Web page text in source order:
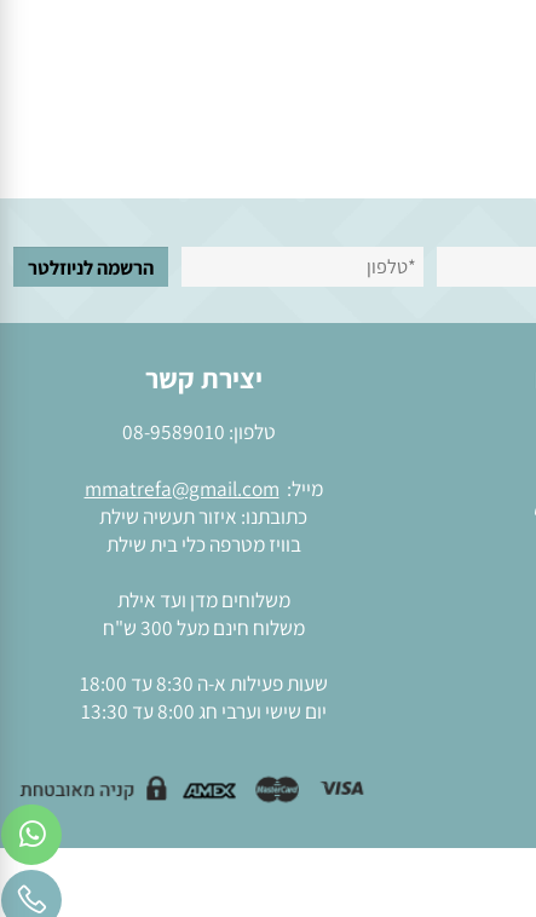
יצירת קשר
טלפון:08-9589010
mmatrefa@gmail.com
כתובתנו: איזור תעשיה שילת
משלוחים מדן ועד אילת
שעות פעילות א-ה 8:30 עד 18:00